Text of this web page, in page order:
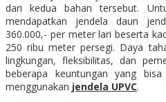
dari kedua bahan tersebut.
mendapatkan jendela daun
360.000,- per meter lari beserta
250 ribu meter persegi. Daya
lingkungan, fleksibilitas, dan
beberapa keuntungan yang
menggunakan jendela UPVC.